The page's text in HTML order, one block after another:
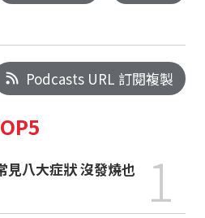
Podcasts URL 訂閱複製
1